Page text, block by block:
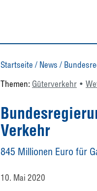
Startseite / News /
Themen: Güterverkehr
Verkehr
845 Millionen Euro für
10. Mai 2020